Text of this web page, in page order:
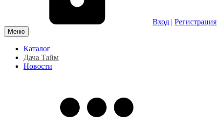
Вход | Регистрация
Меню
Каталог
Дача Тайм
Новости